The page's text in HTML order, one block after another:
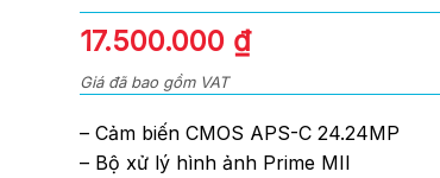
0
out
of
17.500.000 ₫
Giá đã bao gồm VAT
– Cảm biến CMOS APS-C 24.24MP
– Bộ xử lý hình ảnh Prime MII